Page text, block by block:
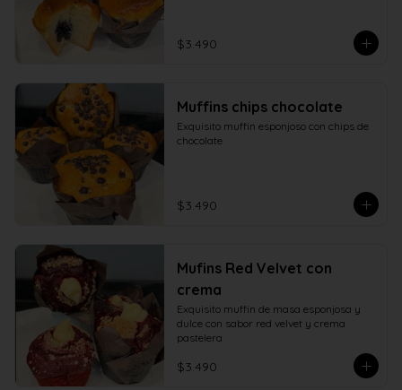
$3.490
Muffins chips chocolate
Exquisito muffin esponjoso con chips de
chocolate
$3.490
Mufins Red Velvet con
crema
Exquisito muffin de masa esponjosa y
dulce con sabor red velvet y crema
pastelera
$3.490